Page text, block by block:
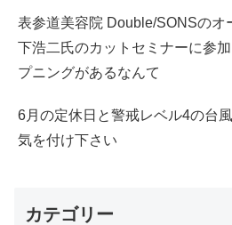
表参道美容院 Double/SONSのオ
下浩二氏のカットセミナーに参
プニングがあるなんて
6月の定休日と警戒レベル4の台
気を付け下さい
カテゴリー